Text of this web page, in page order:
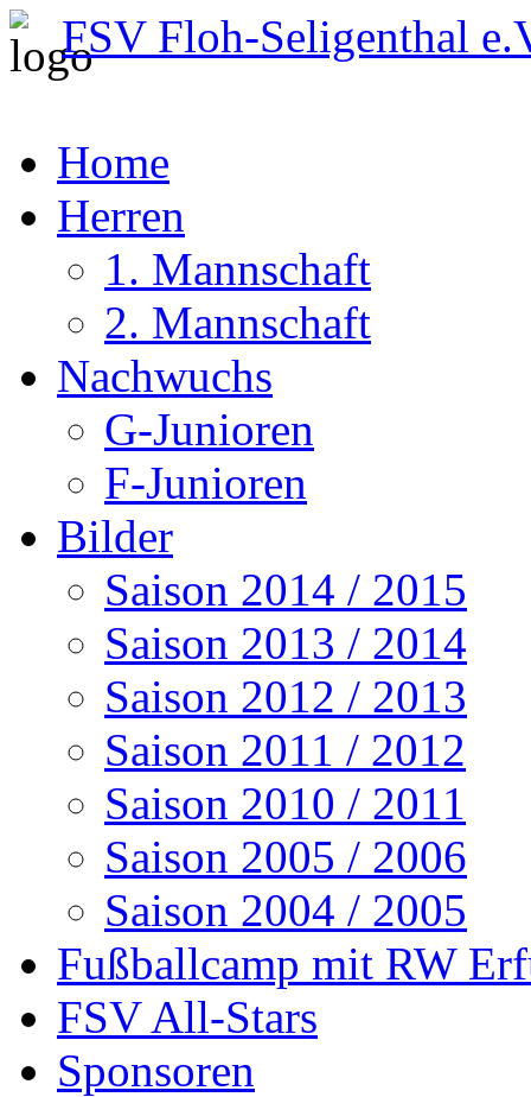
FSV Floh-Seligenthal
Home
Herren
1. Mannschaft
2. Mannschaft
Nachwuchs
G-Junioren
F-Junioren
Bilder
Saison 2014 / 2015
Saison 2013 / 2014
Saison 2012 / 2013
Saison 2011 / 2012
Saison 2010 / 2011
Saison 2005 / 2006
Saison 2004 / 2005
Fußballcamp mit RW
FSV All-Stars
Sponsoren